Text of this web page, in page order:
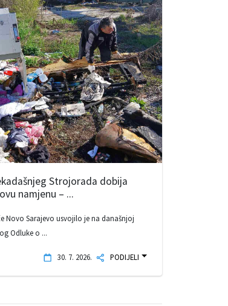
Strojorada dobija
namjenu – ...
Novo Sarajevo usvojilo je na današnjoj
Odluke o ...
30. 7. 2026. PODIJELI